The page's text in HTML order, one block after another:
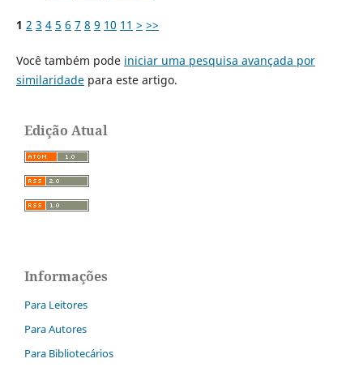
1 2 3 4 5 6 7 8 9 10 11 > >>
Você também pode iniciar uma pesquisa avançada por
similaridadepara este artigo.
Edição Atual
Informações
Para Leitores
Para Autores
Para Bibliotecários